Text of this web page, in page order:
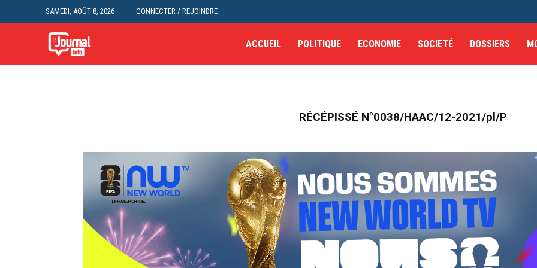
SAMEDI, AOÛT 8, 2026 CONNECTER / REJOINDRE
ACCUEIL POLITIQUE ECONOMIE SOCIETÉ DOSSIERS
RÉCÉPISSÉ N°0038/HAAC/12-2021/pl/P